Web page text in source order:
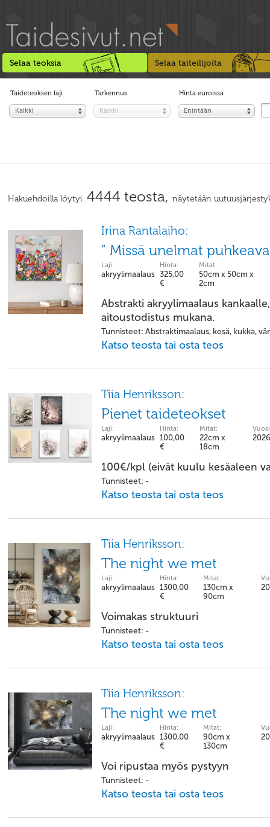
Selaa teoksia Selaa taiteilijoita
Taideteoksen laji
Kaikki
Tarkennus
Kaikki
Hinta euroissa
Enintään
Hakuehdoilla löytyi 4444 teosta, näytetään
Irina Rantalaiho:
” Missä unelmat
Laji:
akryylimaalaus
Hinta:
325,00
€
Mitat:
50cm x 50cm x
2cm
Abstrakti akryylimaalaus
aitoustodistus mukana.
Tunnisteet: Abstraktimaalaus, kesä, kukka,
Katso teosta tai osta teos
Tiia Henriksson:
Pienet taideteokset
Laji:
akryylimaalaus
Hinta:
100,00
€
Mitat:
22cm x
18cm
2026
100€/kpl (eivät kuulu kesäaleen
Tunnisteet: -
Katso teosta tai osta teos
Tiia Henriksson:
The night we met
Laji:
akryylimaalaus
Hinta:
1300,00
€
Mitat:
130cm x
90cm
Voimakas struktuuri
Tunnisteet: -
Katso teosta tai osta teos
Tiia Henriksson:
The night we met
Laji:
akryylimaalaus
Hinta:
1300,00
€
Mitat:
90cm x
130cm
Voi ripustaa myös pystyyn
Tunnisteet: -
Katso teosta tai osta teos